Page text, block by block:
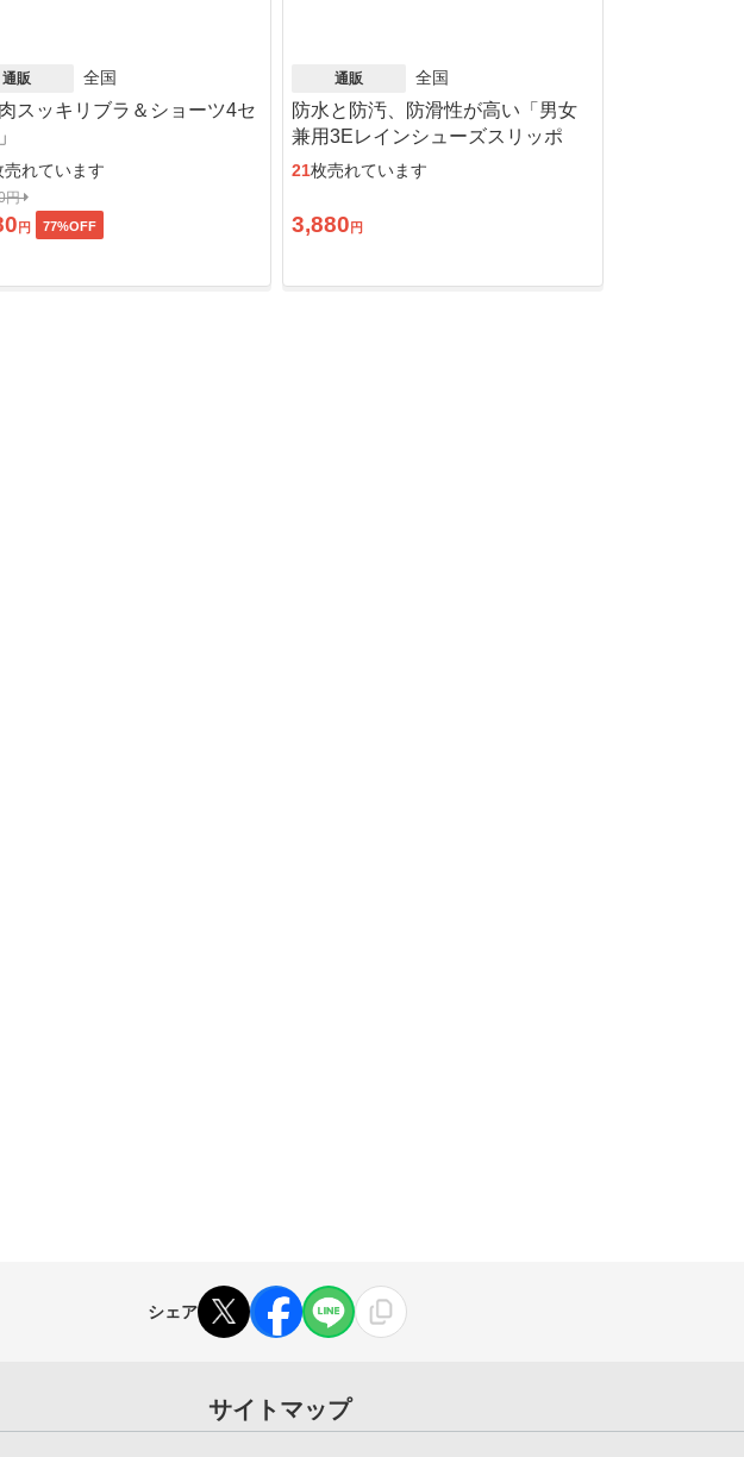
通販 全国
肉スッキリブラ＆ショーツ4セ
売れています
円
円 77%OFF
通販 全国
防水と防汚、防滑性が高い「男女
兼用3Eレインシューズスリッポ
ン」
21枚売れています
3,880 円
シェア
サイトマップ